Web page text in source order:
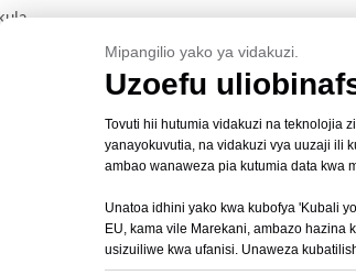
hustahimili unyevu?
hutoa upinzani bora dhidi ya unyevu, na
kwa ajili ya kufungasha bidhaa nyeti kama
maji pia huzuia mabadiliko ya kisanduku
za karatasi za PVC za
za unene kwa karatasi za PVC?
za kukunja masanduku huja katika unene
Mipangilio yako ya vidakuzi.
Uzoefu
Tovuti hii hutumia vidakuzi na teknolojia
yanayokuvutia, na vidakuzi vya uuzaji ili
ambao wanaweza pia kutumia data kwa
Unatoa idhini yako kwa kubofya 'Kubali
EU, kama vile Marekani, ambazo
usizuiliwe kwa ufanisi. Unaweza